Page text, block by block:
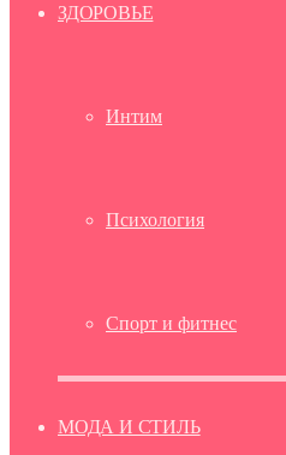
ЗДОРОВЬЕ
Интим
Психология
Спорт и фитнес
МОДА И СТИЛЬ